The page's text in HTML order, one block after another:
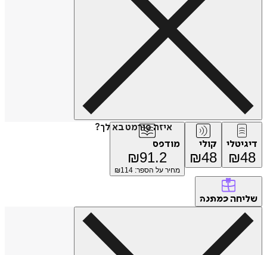
איזה פורמט בא לך?
דיגיטלי
₪48
קולי
₪48
מודפס
₪91.2
מחיר על הספר: ₪ 114
שליחה כמתנה